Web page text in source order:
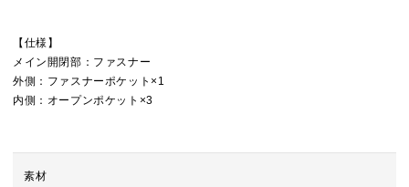
【仕様】
メイン開閉部：ファスナー
外側：ファスナーポケット×1
内側：オープンポケット×3
素材